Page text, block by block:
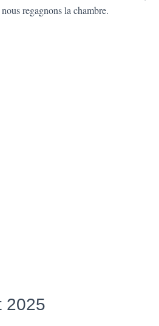
regagnons la chambre.
2025